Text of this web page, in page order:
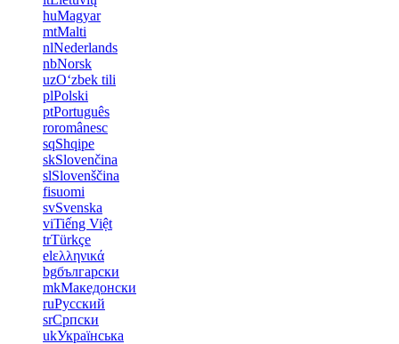
huMagyar
mtMalti
nlNederlands
nbNorsk
uzOʻzbek tili
plPolski
ptPortuguês
roromânesc
sqShqipe
skSlovenčina
slSlovenščina
fisuomi
svSvenska
viTiếng Việt
trTürkçe
elελληνικά
bgбългарски
mkМакедонски
ruРусский
srСрпски
ukУкраїнська